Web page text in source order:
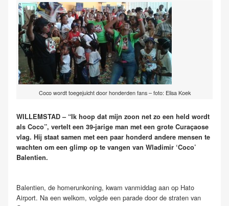
Coco wordt toegejuicht door honderden fans – foto: Elisa Koek
WILLEMSTAD – “Ik hoop dat mijn zoon net zo een held wordt
als Coco”, vertelt een 39-jarige man met een grote Curaçaose
vlag. Hij staat samen met een paar honderd andere mensen te
wachten om een glimp op te vangen van Wladimir ‘Coco’
Balentien.
Balentien, de homerunkoning, kwam vanmiddag aan op Hato
Airport. Na een welkom, volgde een parade door de straten van